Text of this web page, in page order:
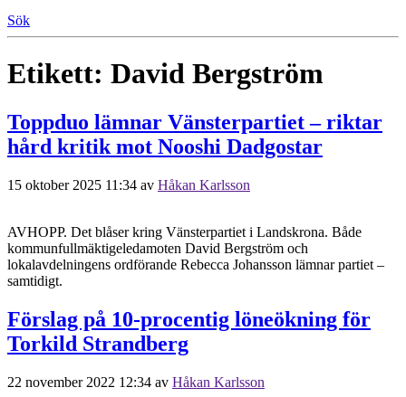
Sök
Etikett: David Bergström
Toppduo lämnar Vänsterpartiet – riktar
hård kritik mot Nooshi Dadgostar
15 oktober 2025 11:34 av Håkan Karlsson
AVHOPP. Det blåser kring Vänsterpartiet i Landskrona. Både
kommunfullmäktigeledamoten David Bergström och
lokalavdelningens ordförande Rebecca Johansson lämnar partiet –
samtidigt.
Förslag på 10-procentig löneökning för
Torkild Strandberg
22 november 2022 12:34 av Håkan Karlsson